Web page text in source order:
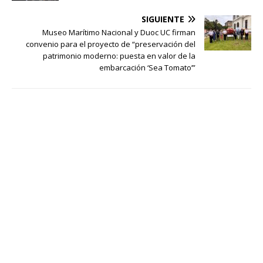
SIGUIENTE
Museo Marítimo Nacional y Duoc UC firman
convenio para el proyecto de “preservación del
patrimonio moderno: puesta en valor de la
embarcación ‘Sea Tomato’”